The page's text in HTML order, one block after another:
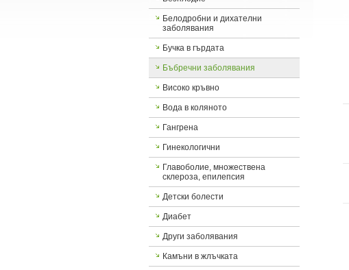
Белодробни и дихателни
заболявания
Бучка в гърдата
Бъбречни заболявания
Високо кръвно
Вода в коляното
Гангрена
Гинекологични
Главоболие, множествена
склероза, епилепсия
Детски болести
Диабет
Други заболявания
Камъни в жлъчката